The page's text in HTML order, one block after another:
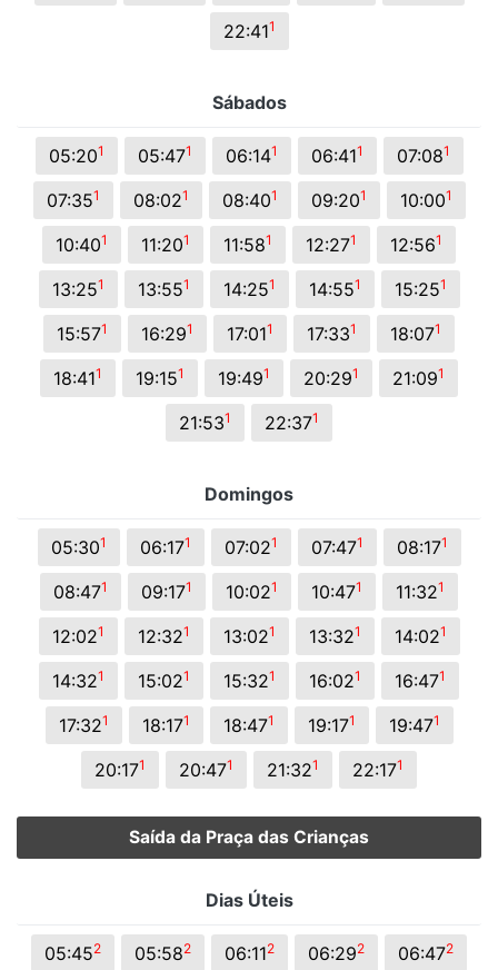
22:411
Sábados
05:201 05:471 06:141 06:411 07:081
07:351 08:021 08:401 09:201 10:001
10:401 11:201 11:581 12:271 12:561
13:251 13:551 14:251 14:551 15:251
15:571 16:291 17:011 17:331 18:071
18:411 19:151 19:491 20:291 21:091
21:531 22:371
Domingos
05:301 06:171 07:021 07:471 08:171
08:471 09:171 10:021 10:471 11:321
12:021 12:321 13:021 13:321 14:021
14:321 15:021 15:321 16:021 16:471
17:321 18:171 18:471 19:171 19:471
20:171 20:471 21:321 22:171
Saída da Praça das Crianças
Dias Úteis
05:452 05:582 06:112 06:292 06:472